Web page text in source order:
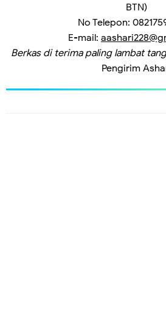
BTN)
No Telepon:
E-mail:
Berkas di terima paling lambat
Pengirim